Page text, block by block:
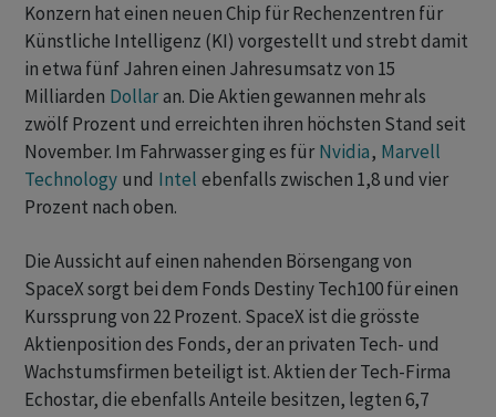
Konzern hat einen neuen Chip für Rechenzentren für
Künstliche Intelligenz (KI) vorgestellt und strebt damit
in etwa fünf Jahren einen Jahresumsatz von 15
Milliarden Dollaran. Die Aktien gewannen mehr als ​
zwölf ​Prozent und erreichten ihren höchsten Stand seit
November. Im ⁠Fahrwasser ging es für Nvidia, Marvell
Technology und Intel ebenfalls zwischen ​1,8 und vier
Prozent ⁠nach oben.
Die Aussicht auf einen nahenden Börsengang von
SpaceX sorgt bei dem Fonds Destiny Tech100 für ‌einen
Kurssprung von 22 Prozent. SpaceX ist die grösste
Aktienposition des Fonds, der an privaten Tech- und
Wachstumsfirmen beteiligt ist. Aktien der Tech-Firma
Echostar, die ebenfalls Anteile besitzen, legten ‌6,7